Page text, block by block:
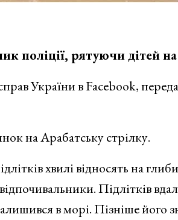
поліції, рятуючи дітей
України в Facebook,
на Арабатську стрілку.
хвилі відносять на
Підлітків
в морі. Пізніше його